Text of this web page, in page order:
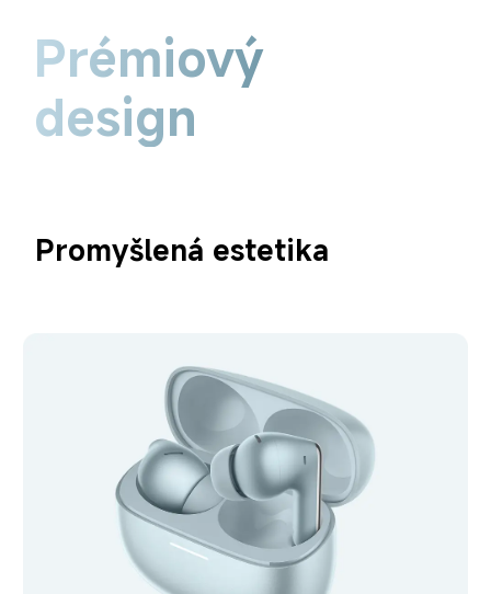
Prémiový
design
Promyšlená estetika